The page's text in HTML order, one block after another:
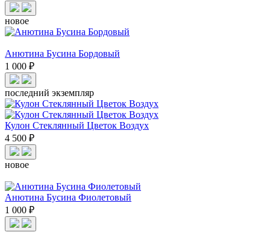
новое
Анютина Бусина Бордовый
1 000 ₽
последний экземпляр
Кулон Стеклянный Цветок Воздух
4 500 ₽
новое
Анютина Бусина Фиолетовый
1 000 ₽